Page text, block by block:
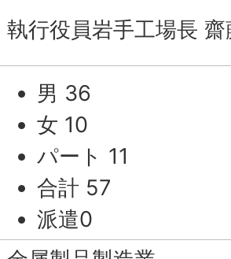
執行役員岩手工場長
男 36
女 10
パート 11
合計 57
派遣0